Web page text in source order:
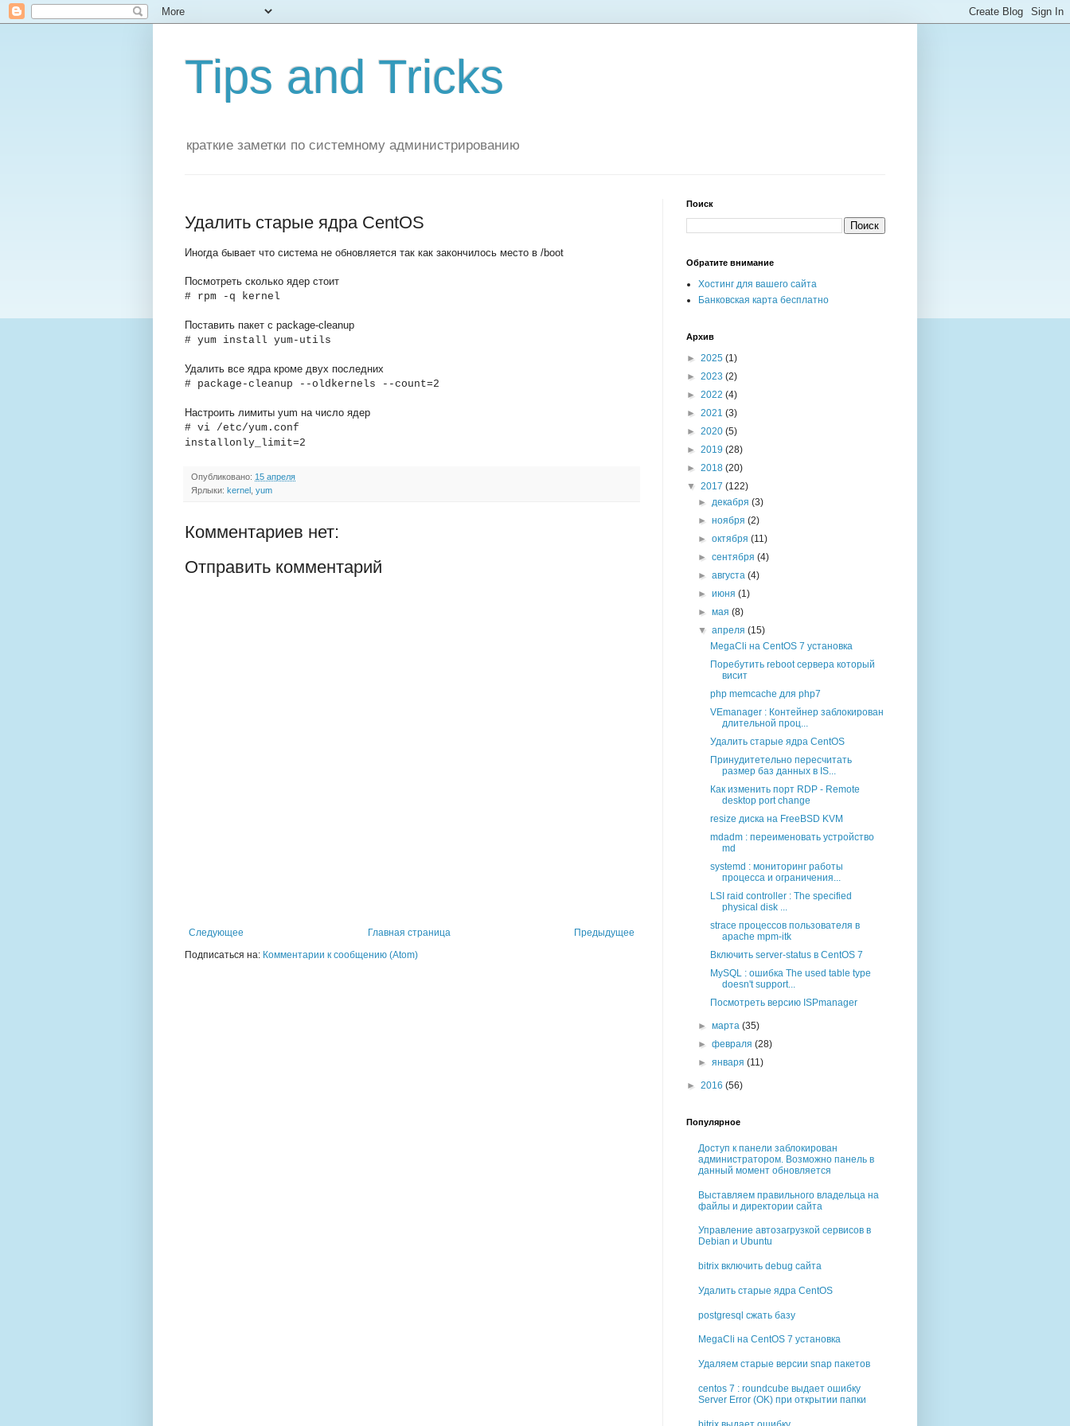
Tips and Tricks
краткие заметки по системному администрированию
Удалить старые ядра CentOS
Иногда бывает что система не обновляется так как закончилось место в /boot
Посмотреть сколько ядер стоит
# rpm -q kernel
Поставить пакет с package-cleanup
# yum install yum-utils
Удалить все ядра кроме двух последних
# package-cleanup --oldkernels --count=2
Настроить лимиты yum на число ядер
# vi /etc/yum.conf
installonly_limit=2
Опубликовано: 15 апреля
Ярлыки: kernel yum
Комментариев нет:
Отправить комментарий
Следующее Предыдущее
Главная страница
Подписаться на: Комментарии к сообщению (Atom)
Поиск
Обратите внимание
Хостинг для вашего сайта
Банковская карта бесплатно
Архив
► 2025 (1)
► 2023 (2)
► 2022 (4)
► 2021 (3)
► 2020 (5)
► 2019 (28)
► 2018 (20)
▼ 2017 (122)
►декабря(3)
►ноября(2)
►октября(11)
►сентября(4)
►августа(4)
►июня(1)
►мая(8)
▼апреля(15)
MegaCli на CentOS 7 установка
Поребутить reboot сервера который
висит
php memcache для php7
VEmanager : Контейнер заблокирован
длительной проц...
Удалить старые ядра CentOS
Принудитетельно пересчитать
размер баз данных в IS...
Как изменить порт RDP - Remote
desktop port change
resize диска на FreeBSD KVM
mdadm : переименовать устройство
md
systemd : мониторинг работы
процесса и ограничения...
LSI raid controller : The specified
physical disk ...
strace процессов пользователя в
apache mpm-itk
Включить server-status в CentOS 7
MySQL : ошибка The used table type
doesn't support...
Посмотреть версию ISPmanager
►марта(35)
►февраля(28)
►января(11)
► 2016 (56)
Популярное
Доступ к панели заблокирован
администратором. Возможно панель в
данный момент обновляется
Выставляем правильного владельца на
файлы и директории сайта
Управление автозагрузкой сервисов в
Debian и Ubuntu
bitrix включить debug сайта
Удалить старые ядра CentOS
postgresql сжать базу
MegaCli на CentOS 7 установка
Удаляем старые версии snap пакетов
centos 7 : roundcube выдает ошибку
Server Error (OK) при открытии папки